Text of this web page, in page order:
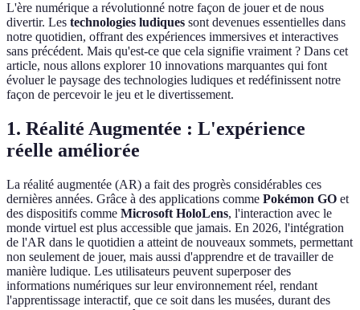
L'ère numérique a révolutionné notre façon de jouer et de nous
divertir. Les technologies ludiques sont devenues essentielles dans
notre quotidien, offrant des expériences immersives et interactives
sans précédent. Mais qu'est-ce que cela signifie vraiment ? Dans cet
article, nous allons explorer 10 innovations marquantes qui font
évoluer le paysage des technologies ludiques et redéfinissent notre
façon de percevoir le jeu et le divertissement.
1. Réalité Augmentée : L'expérience
réelle améliorée
La réalité augmentée (AR) a fait des progrès considérables ces
dernières années. Grâce à des applications comme Pokémon GO et
des dispositifs comme Microsoft HoloLens, l'interaction avec le
monde virtuel est plus accessible que jamais. En 2026, l'intégration
de l'AR dans le quotidien a atteint de nouveaux sommets, permettant
non seulement de jouer, mais aussi d'apprendre et de travailler de
manière ludique. Les utilisateurs peuvent superposer des
informations numériques sur leur environnement réel, rendant
l'apprentissage interactif, que ce soit dans les musées, durant des